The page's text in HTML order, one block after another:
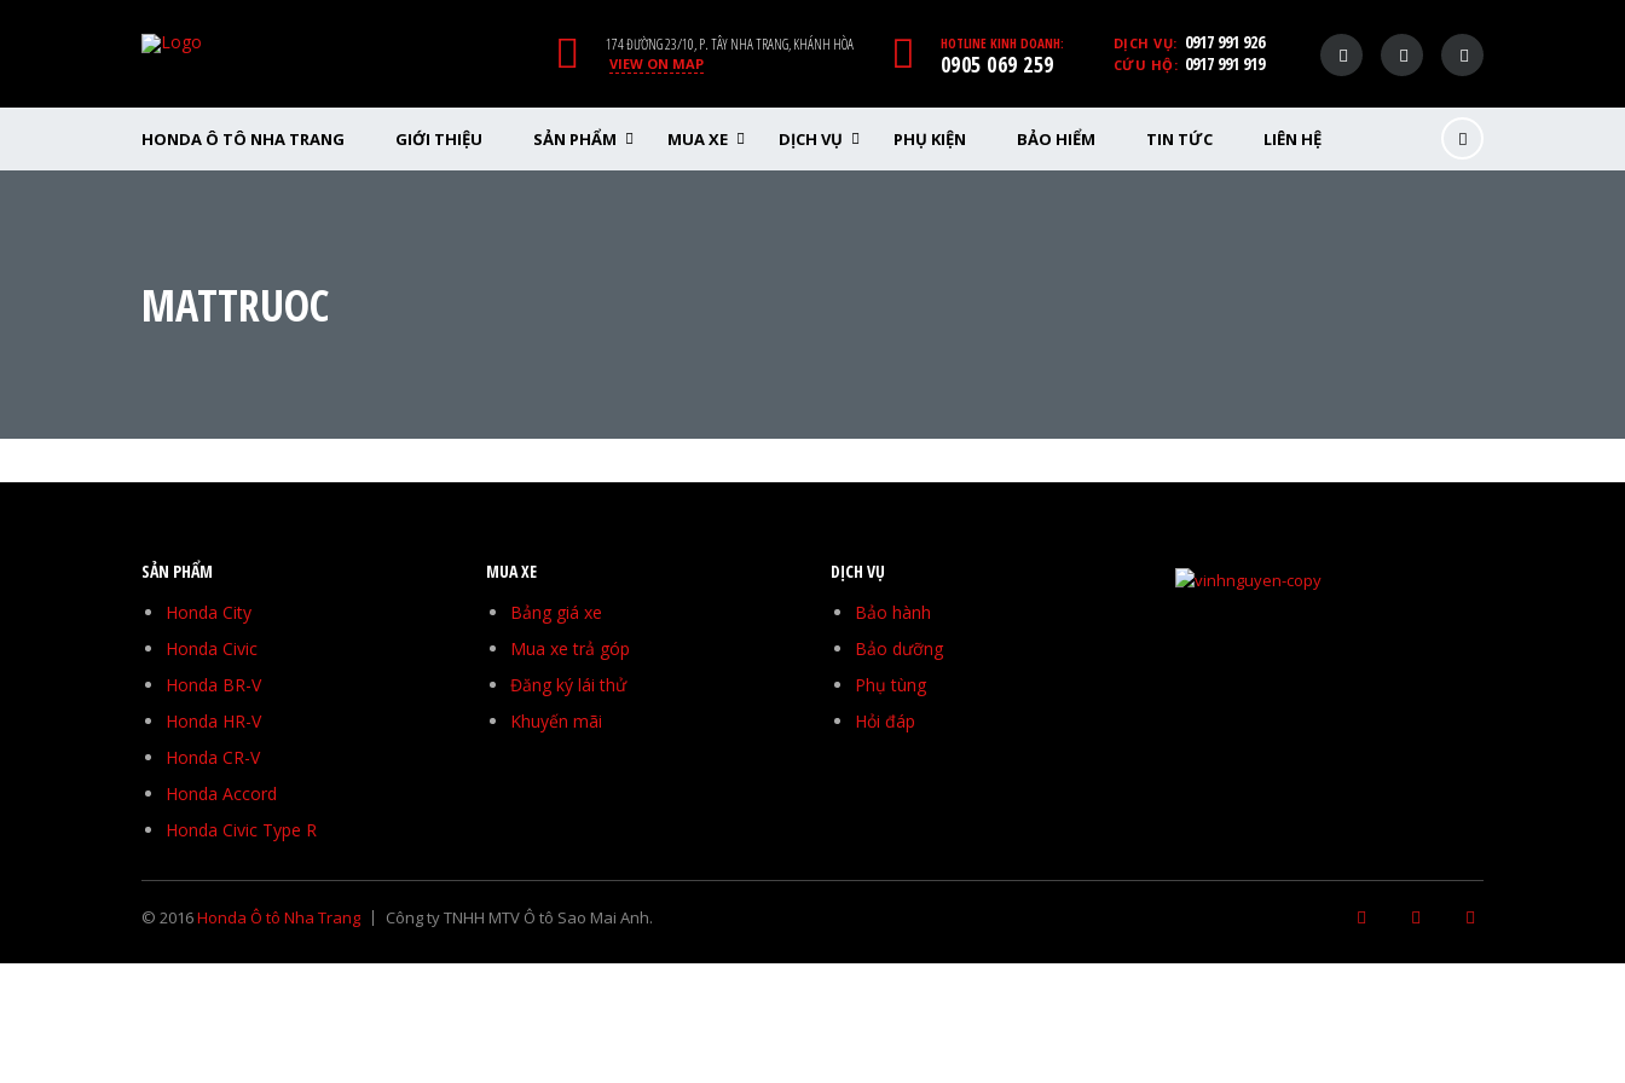
DỊCH VỤ: 0917 991 926
CỨU HỘ: 0917 991 919
HOTLINE KINH DOANH:
0905 069 259
174 ĐƯỜNG 23/10, P. TÂY NHA TRANG, KHÁNH HÒA
VIEW ON MAP
HONDA Ô TÔ NHA TRANG GIỚI THIỆU SẢN PHẨM MUA XE DỊCH VỤ PHỤ KIỆN BẢO HIỂM TIN TỨC LIÊN HỆ
MATTRUOC
SẢN PHẨM
Honda City
Honda Civic
Honda BR-V
Honda HR-V
Honda CR-V
Honda Accord
Honda Civic Type R
MUA XE
Bảng giá xe
Mua xe trả góp
Đăng ký lái thử
Khuyến mãi
DỊCH VỤ
Bảo hành
Bảo dưỡng
Phụ tùng
Hỏi đáp
© 2016Honda Ô tô Nha Trang Công ty TNHH MTV Ô tô Sao Mai Anh.